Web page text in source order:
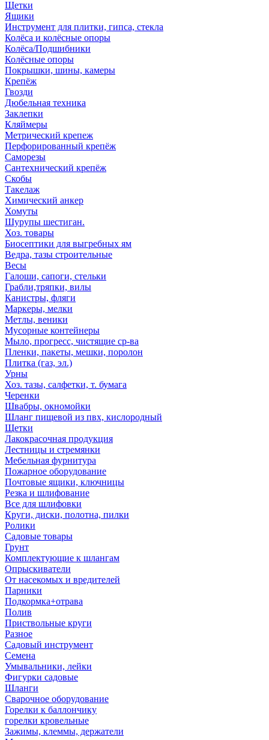
Щетки
Ящики
Инструмент для плитки, гипса, стекла
Колёса и колёсные опоры
Колёса/Подшибники
Колёсные опоры
Покрышки, шины, камеры
Крепёж
Гвозди
Дюбельная техника
Заклепки
Кляймеры
Метрический крепеж
Перфорированный крепёж
Саморезы
Сантехнический крепёж
Скобы
Такелаж
Химический анкер
Хомуты
Шурупы шестиган.
Хоз. товары
Биосептики для выгребных ям
Ведра, тазы строительные
Весы
Галоши, сапоги, стельки
Грабли,тряпки, вилы
Канистры, фляги
Маркеры, мелки
Метлы, веники
Мусорные контейнеры
Мыло, прогресс, чистящие ср-ва
Пленки, пакеты, мешки, поролон
Плитка (газ, эл.)
Урны
Хоз. тазы, салфетки, т. бумага
Черенки
Швабры, окномойки
Шланг пищевой из пвх, кислородный
Щетки
Лакокрасочная продукция
Лестницы и стремянки
Мебельная фурнитура
Пожарное оборудование
Почтовые ящики, ключницы
Резка и шлифование
Все для шлифовки
Круги, диски, полотна, пилки
Ролики
Садовые товары
Грунт
Комплектующие к шлангам
Опрыскиватели
От насекомых и вредителей
Парники
Подкормка+отрава
Полив
Приствольные круги
Разное
Садовый инструмент
Семена
Умывальники, лейки
Фигурки садовые
Шланги
Сварочное оборудование
Горелки к баллончику
горелки кровельные
Зажимы, клеммы, держатели